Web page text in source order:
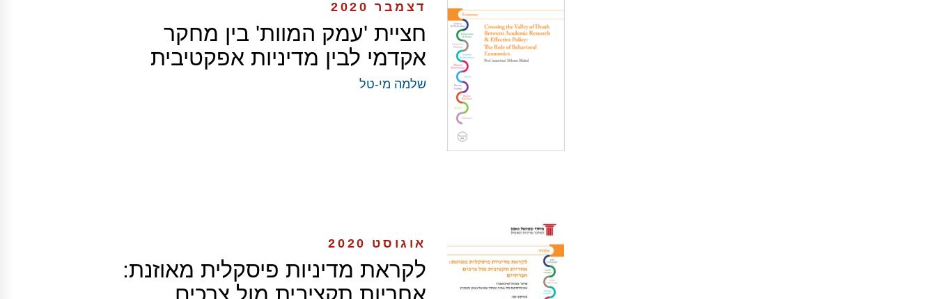
דצמבר 2020
חציית 'עמק המוות' בין מחקר
אקדמי לבין מדיניות אפקטיבית
שלמה מי-טל
אוגוסט 2020
לקראת מדיניות פיסקלית מאוזנת: